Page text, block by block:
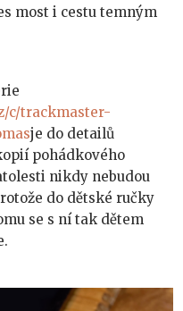
most i cestu temným
c/trackmaster-
je do detailů
pohádkového
nikdy nebudou
do dětské ručky
se s ní tak dětem